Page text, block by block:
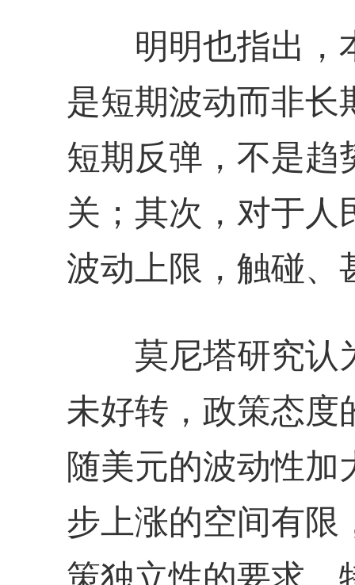
明明也指出，
是短期波动而非长
短期反弹，不是趋
关；其次，对于人
波动上限，触碰、
莫尼塔研究认
未好转，政策态度
随美元的波动性加
步上涨的空间有限